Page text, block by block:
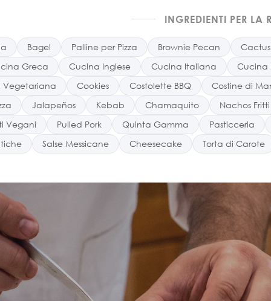
INGREDIENTI PER LA
Bagel Palline per Pizza Brownie Pecan
Greca
Cucina Inglese Cucina Italiana Cucina
Vegetariana
Cookies Costolette BBQ Costine di
Jalapeños Kebab Chamaquito Nachos Fritti
Vegani
Pulled Pork Quinta Gamma Pasticceria
Salse Messicane Cheesecake Torta di Carote